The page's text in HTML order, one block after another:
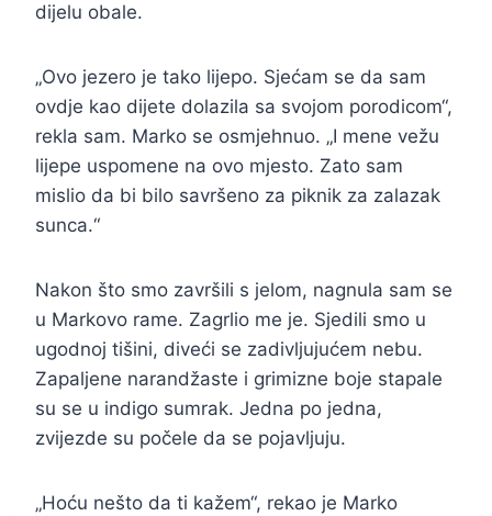
dijelu obale.
„Ovo jezero je tako lijepo. Sjećam se da sam
ovdje kao dijete dolazila sa svojom porodicom“,
rekla sam. Marko se osmjehnuo. „I mene vežu
lijepe uspomene na ovo mjesto. Zato sam
mislio da bi bilo savršeno za piknik za zalazak
sunca.“
Nakon što smo završili s jelom, nagnula sam se
u Markovo rame. Zagrlio me je. Sjedili smo u
ugodnoj tišini, diveći se zadivljujućem nebu.
Zapaljene narandžaste i grimizne boje stapale
su se u indigo sumrak. Jedna po jedna,
zvijezde su počele da se pojavljuju.
„Hoću nešto da ti kažem“, rekao je Marko